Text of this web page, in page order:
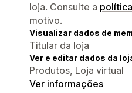
loja. Consulte a
motivo.
Visualizar dados de
Titular da loja
Ver e editar dados da
Produtos, Loja virtual
Ver informações